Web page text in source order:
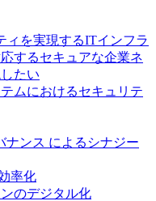
ィを実現するITインフラ
するセキュアな企業ネ
たい
ムにおけるセキュリテ
ナンス によるシナジー
率化
のデジタル化